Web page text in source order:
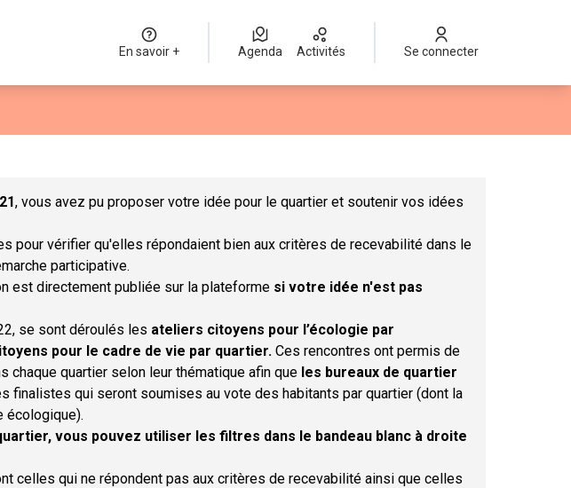
En savoir + Agenda Activités Se connecter
, vous avez pu proposer votre idée pour le quartier et soutenir vos idées
pour vérifier qu'elles répondaient bien aux critères de recevabilité dans le
nouvel onglet)
participative.
est directement publiée sur la plateforme si votre idée n'est pas
se sont déroulés les ateliers citoyens pour l’écologie par
pour le cadre de vie par quartier. Ces rencontres ont permis de
quartier selon leur thématique afin que les bureaux de quartier
finalistes qui seront soumises au vote des habitants par quartier (dont la
écologique).
vous pouvez utiliser les filtres dans le bandeau blanc à droite
celles qui ne répondent pas aux critères de recevabilité ainsi que celles